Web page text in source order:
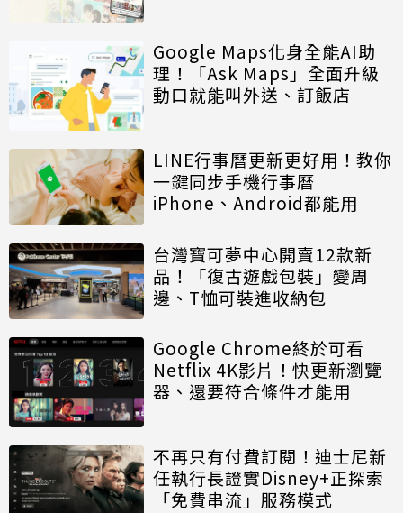
Google Maps化身全能AI助
理！「Ask Maps」全面升級
動口就能叫外送、訂飯店
LINE行事曆更新更好用！教你
一鍵同步手機行事曆
iPhone、Android都能用
台灣寶可夢中心開賣12款新
品！「復古遊戲包裝」變周
邊、T恤可裝進收納包
Google Chrome終於可看
Netflix 4K影片！快更新瀏覽
器、還要符合條件才能用
不再只有付費訂閱！迪士尼新
任執行長證實Disney+正探索
「免費串流」服務模式